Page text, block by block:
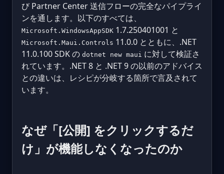
び Partner Center 送信フローの完全なパイプライ
ンを通します。以下のすべては、
Microsoft.WindowsAppSDK 1.7.250401001 と
Microsoft.Maui.Controls 11.0.0 とともに、.NET
11.0.100 SDK の dotnet new maui に対して検証さ
れています。.NET 8 と .NET 9 の以前のアドバイス
との違いは、レシピが分岐する箇所で言及されて
います。
なぜ「[公開] をクリックするだ
け」が機能しなくなったのか